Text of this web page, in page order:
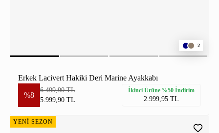
2
Erkek Lacivert Hakiki Deri Marine Ayakkabı
%8
6.499,90 TL
5.999,90 TL
İkinci Ürüne %50 İndirim
2.999,95 TL
YENİ SEZON